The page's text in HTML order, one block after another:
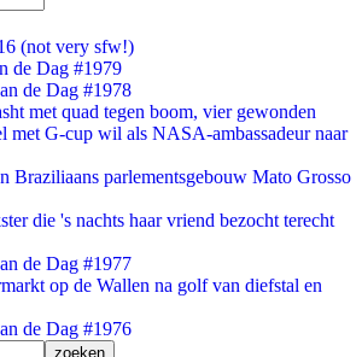
(not very sfw!)
de Dag #1979
de Dag #1978
met quad tegen boom, vier gewonden
met G-cup wil als NASA-ambassadeur naar
Braziliaans parlementsgebouw Mato Grosso
die 's nachts haar vriend bezocht terecht
de Dag #1977
op de Wallen na golf van diefstal en
de Dag #1976